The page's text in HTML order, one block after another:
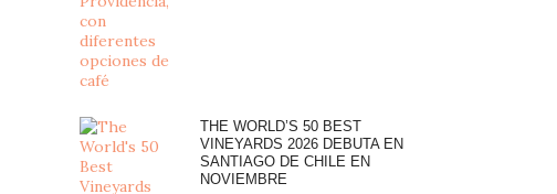
THE WORLD’S 50 BEST
VINEYARDS 2026 DEBUTA EN
SANTIAGO DE CHILE EN
NOVIEMBRE